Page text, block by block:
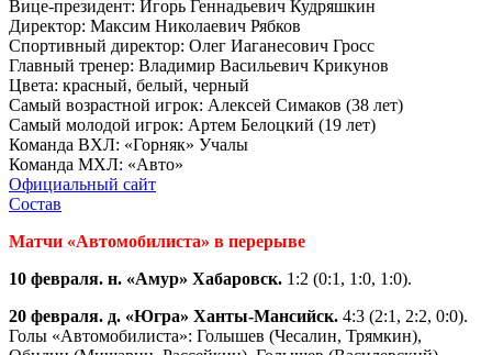
Вице-президент: Игорь Геннадьевич Кудряшкин
Директор: Максим Николаевич Рябков
Спортивный директор: Олег Иаганесович Гросс
Главный тренер: Владимир Васильевич Крикунов
Цвета: красный, белый, черный
Самый возрастной игрок: Алексей Симаков (38 лет)
Самый молодой игрок: Артем Белоцкий (19 лет)
Команда ВХЛ: «Горняк» Учалы
Команда МХЛ: «Авто»
Официальный сайт
Состав
Матчи «Автомобилиста» в перерыве
10 февраля. н. «Амур» Хабаровск. 1:2 (0:1, 1:0, 1:0).
20 февраля. д. «Югра» Ханты-Мансийск. 4:3 (2:1, 2:2, 0:0).
Голы «Автомобилиста»: Голышев (Чесалин, Трямкин),